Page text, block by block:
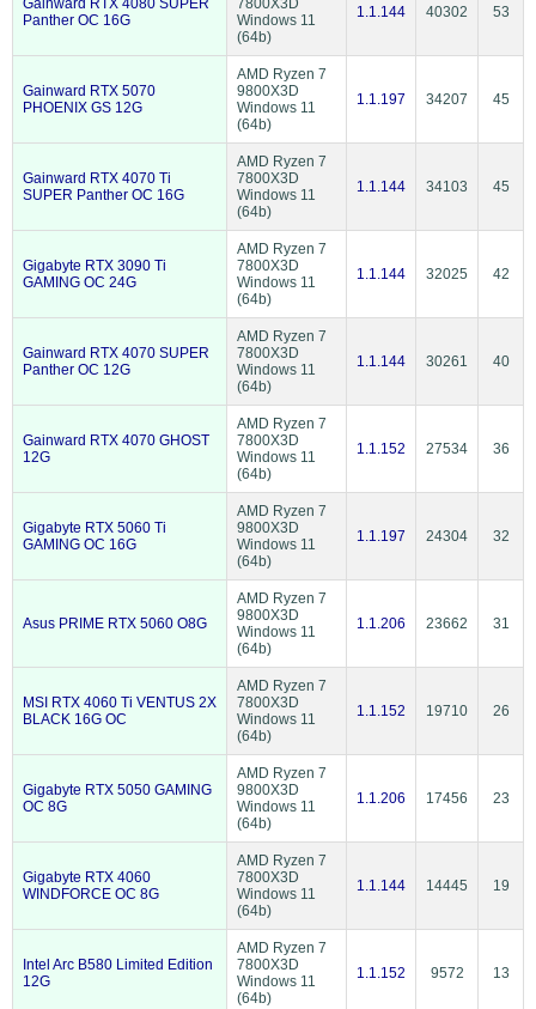
Gainward RTX 4080 SUPER
Panther OC 16G
7800X3D
Windows 11
(64b)
1.1.144 40302 53
Gainward RTX 5070
PHOENIX GS 12G
AMD Ryzen 7
9800X3D
Windows 11
(64b)
1.1.197 34207 45
Gainward RTX 4070 Ti
SUPER Panther OC 16G
AMD Ryzen 7
7800X3D
Windows 11
(64b)
1.1.144 34103 45
Gigabyte RTX 3090 Ti
GAMING OC 24G
AMD Ryzen 7
7800X3D
Windows 11
(64b)
1.1.144 32025 42
Gainward RTX 4070 SUPER
Panther OC 12G
AMD Ryzen 7
7800X3D
Windows 11
(64b)
1.1.144 30261 40
Gainward RTX 4070 GHOST
12G
AMD Ryzen 7
7800X3D
Windows 11
(64b)
1.1.152 27534 36
Gigabyte RTX 5060 Ti
GAMING OC 16G
AMD Ryzen 7
9800X3D
Windows 11
(64b)
1.1.197 24304 32
Asus PRIME RTX 5060 O8G
AMD Ryzen 7
9800X3D
Windows 11
(64b)
1.1.206 23662 31
MSI RTX 4060 Ti VENTUS 2X
BLACK 16G OC
AMD Ryzen 7
7800X3D
Windows 11
(64b)
1.1.152 19710 26
Gigabyte RTX 5050 GAMING
OC 8G
AMD Ryzen 7
9800X3D
Windows 11
(64b)
1.1.206 17456 23
Gigabyte RTX 4060
WINDFORCE OC 8G
AMD Ryzen 7
7800X3D
Windows 11
(64b)
1.1.144 14445 19
Intel Arc B580 Limited Edition
12G
AMD Ryzen 7
7800X3D
Windows 11
(64b)
1.1.152 9572 13